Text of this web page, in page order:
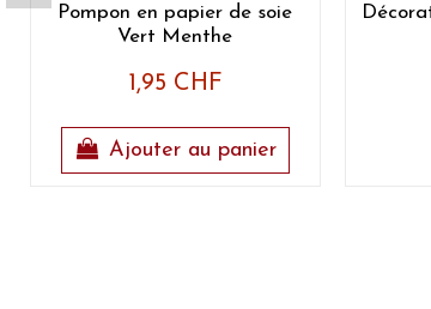
Pompon en papier de soie
Vert Menthe
1,95 CHF
Ajouter au panier